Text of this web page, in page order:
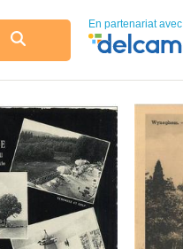
En partenariat avec